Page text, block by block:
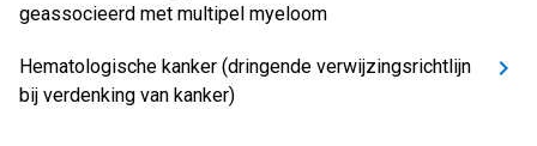
geassocieerd met multipel myeloom
Hematologische kanker (dringende verwijzingsrichtlijn
bij verdenking van kanker)